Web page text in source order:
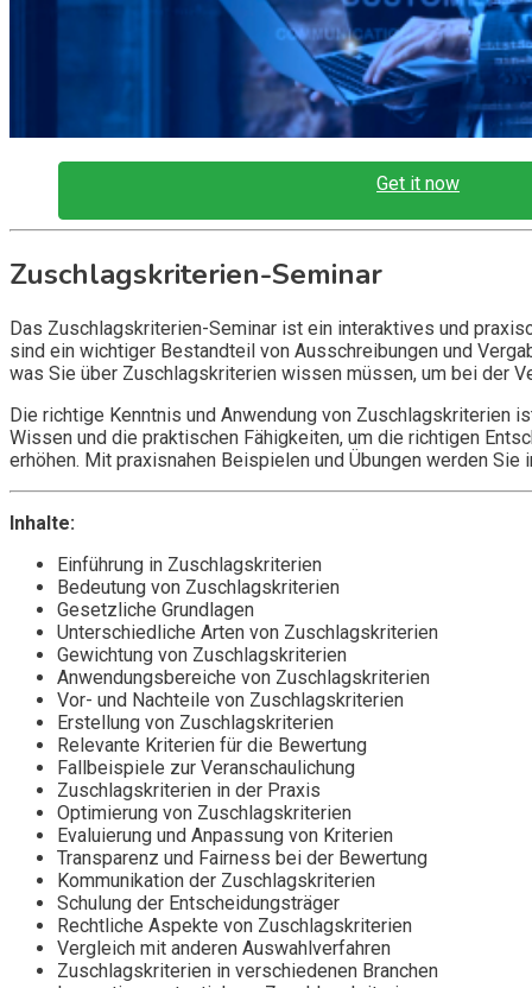
Get it now
Zuschlagskriterien-Seminar
Das Zuschlagskriterien-Seminar ist ein interaktives und
sind ein wichtiger Bestandteil von Ausschreibungen und
was Sie über Zuschlagskriterien wissen müssen, um bei der
Die richtige Kenntnis und Anwendung von Zuschlagskriterien
Wissen und die praktischen Fähigkeiten, um die richtigen
erhöhen. Mit praxisnahen Beispielen und Übungen werden
Inhalte:
Einführung in Zuschlagskriterien
Bedeutung von Zuschlagskriterien
Gesetzliche Grundlagen
Unterschiedliche Arten von Zuschlagskriterien
Gewichtung von Zuschlagskriterien
Anwendungsbereiche von Zuschlagskriterien
Vor- und Nachteile von Zuschlagskriterien
Erstellung von Zuschlagskriterien
Relevante Kriterien für die Bewertung
Fallbeispiele zur Veranschaulichung
Zuschlagskriterien in der Praxis
Optimierung von Zuschlagskriterien
Evaluierung und Anpassung von Kriterien
Transparenz und Fairness bei der Bewertung
Kommunikation der Zuschlagskriterien
Schulung der Entscheidungsträger
Rechtliche Aspekte von Zuschlagskriterien
Vergleich mit anderen Auswahlverfahren
Zuschlagskriterien in verschiedenen Branchen